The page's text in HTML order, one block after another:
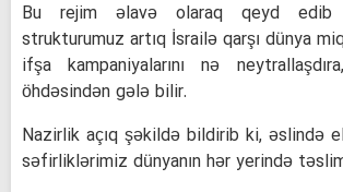
Bu rejim əlavə olaraq qeyd edib
strukturumuz artıq İsrailə qarşı dünya
ifşa kampaniyalarını nə
öhdəsindən gələ bilir.
Nazirlik açıq şəkildə bildirib ki, əslində
səfirliklərimiz dünyanın hər yerində